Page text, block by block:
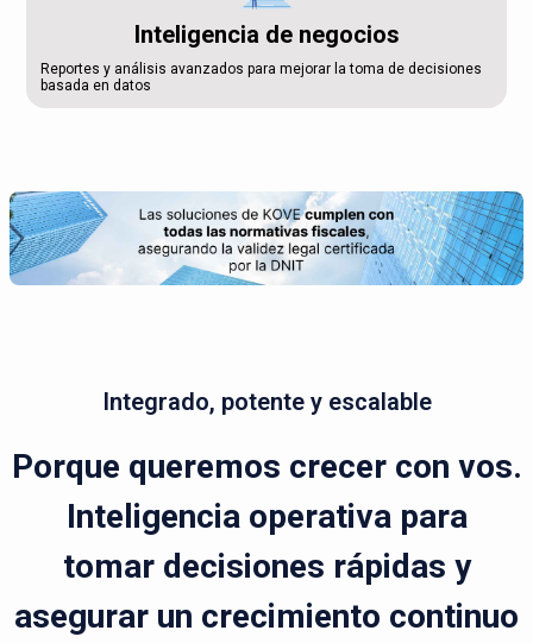
Inteligencia de negocios
Reportes y análisis avanzados para mejorar la toma de decisiones
basada en datos
Integrado, potente y escalable
Porque queremos crecer con vos.
Inteligencia operativa para
tomar decisiones rápidas y
asegurar un crecimiento continuo